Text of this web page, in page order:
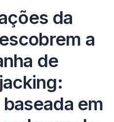
da
a
de
em